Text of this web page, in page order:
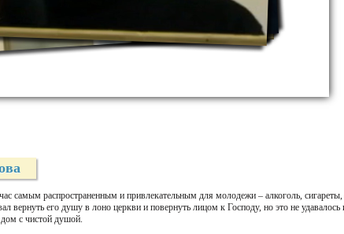
самым распространенным и привлекательным для молодежи – алкоголь,
вернуть его душу в лоно церкви и повернуть лицом к Господу, но это не
дом с чистой душой.